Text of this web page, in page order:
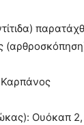
Ουόκαπ